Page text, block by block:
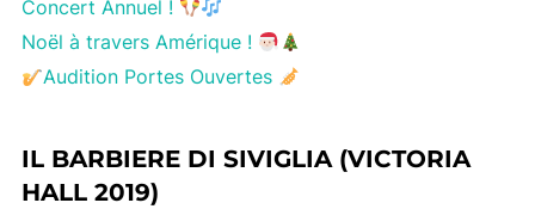
Concert Annuel !
Noël à travers Amérique !
Audition Portes Ouvertes
IL BARBIERE DI SIVIGLIA (VICTORIA
HALL 2019)